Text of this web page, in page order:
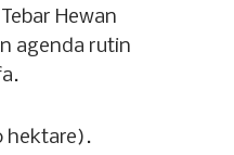
Hewan
agenda rutin
hektare).